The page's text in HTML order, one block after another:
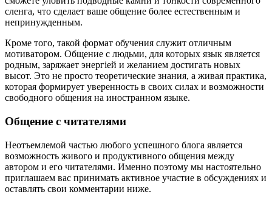
сленга, что сделает ваше общение более естественным и
непринужденным.
Кроме того, такой формат обучения служит отличным
мотиватором. Общение с людьми, для которых язык является
родным, заряжает энергіей и желанием достигать новых
высот. Это не просто теоретические знания, а живая практика,
которая формирует уверенность в своих силах и возможности
свободного общения на иностранном языке.
Общение с читателями
Неотъемлемой частью любого успешного блога является
возможность живого и продуктивного общения между
автором и его читателями. Именно поэтому мы настоятельно
приглашаем вас принимать активное участие в обсуждениях и
оставлять свои комментарии ниже.